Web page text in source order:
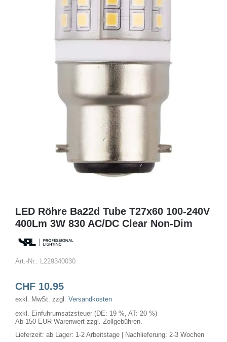
LED Röhre Ba22d Tube T27x60 100-240V
400Lm 3W 830 AC/DC Clear Non-Dim
Art.-Nr.: L229340030
CHF10.95
exkl. MwSt. zzgl. Versandkosten
exkl. Einfuhrumsatzsteuer (DE: 19 %, AT: 20 %)
Ab 150 EUR Warenwert zzgl. Zollgebühren.
Lieferzeit: ab Lager: 1-2 Arbeitstage | Nachlieferung: 2-3 Wochen